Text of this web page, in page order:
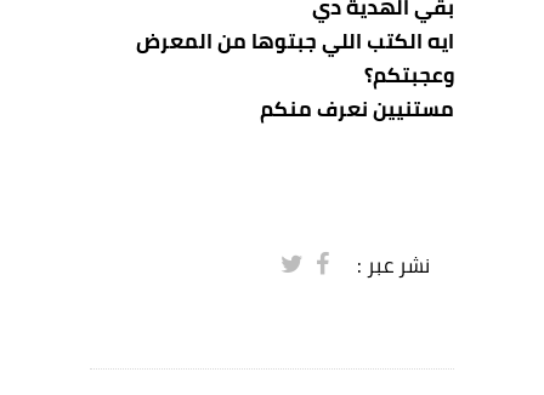
ايه الكتب اللي جبتوها من المعرض
وعجبتكم؟
مستنيين نعرف منكم
نشر عبر :